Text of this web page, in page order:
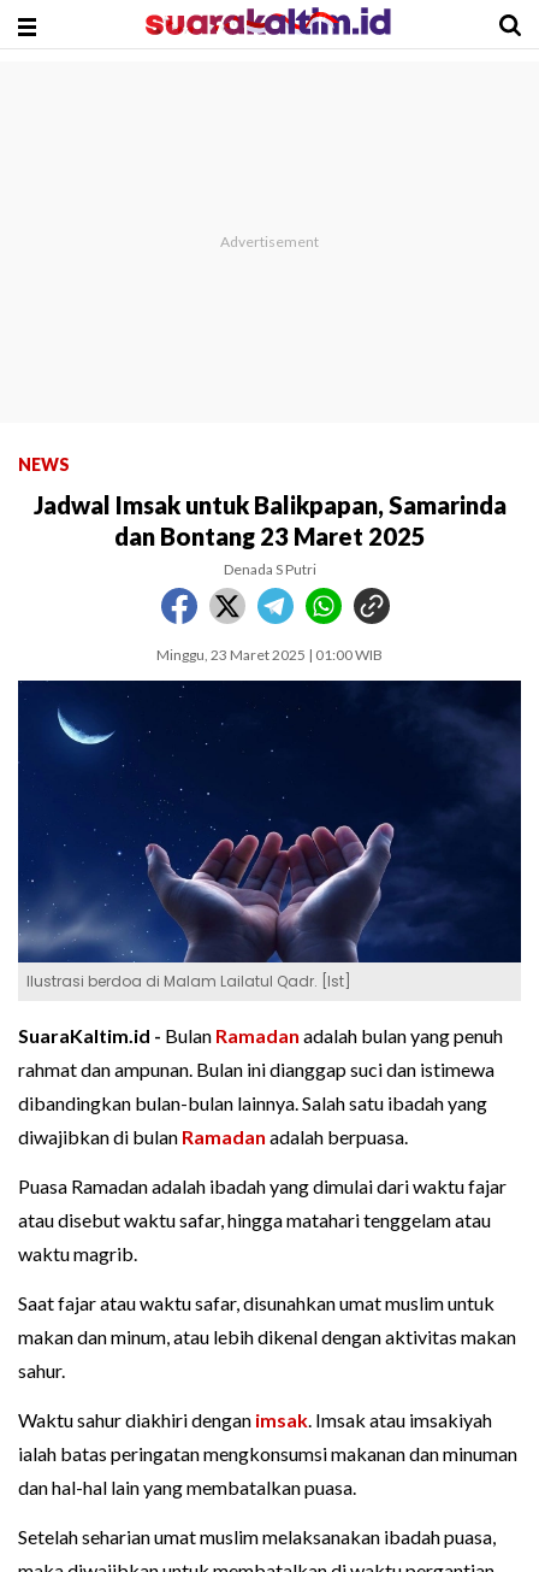
NEWS
Jadwal Imsak untuk Balikpapan, Samarinda
dan Bontang 23 Maret 2025
Denada S Putri
Minggu, 23 Maret 2025 | 01:00 WIB
Ilustrasi berdoa di Malam Lailatul Qadr. [Ist]
SuaraKaltim.id - Bulan Ramadan adalah bulan yang penuh
rahmat dan ampunan. Bulan ini dianggap suci dan istimewa
dibandingkan bulan-bulan lainnya. Salah satu ibadah yang
diwajibkan di bulan Ramadan adalah berpuasa.
Puasa Ramadan adalah ibadah yang dimulai dari waktu fajar
atau disebut waktu safar, hingga matahari tenggelam atau
waktu magrib.
Saat fajar atau waktu safar, disunahkan umat muslim untuk
makan dan minum, atau lebih dikenal dengan aktivitas makan
sahur.
Waktu sahur diakhiri dengan imsak. Imsak atau imsakiyah
ialah batas peringatan mengkonsumsi makanan dan minuman
dan hal-hal lain yang membatalkan puasa.
Setelah seharian umat muslim melaksanakan ibadah puasa,